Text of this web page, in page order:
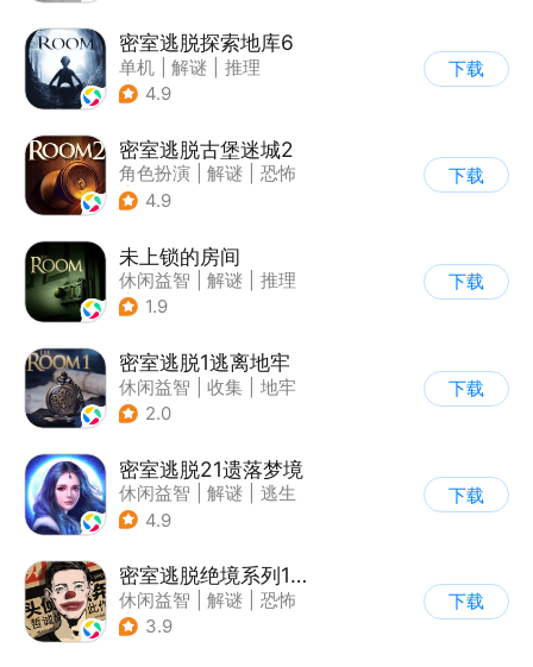
密室逃脱探索地库6
单机 解谜
推理
| 写实
4.9
下载
密室逃脱古堡迷城2
角色扮演 解谜
恐怖
| 密室逃脱
4.9
下载
未上锁的房间
休闲益智 解谜
推理
| 端游移植
1.9
下载
密室逃脱1逃离地牢
休闲益智 收集
地牢
| 密室逃脱
2.0
下载
密室逃脱21遗落梦境
休闲益智 解谜
逃生
| 密室逃脱
4.9
下载
密室逃脱绝境系列11游乐园
休闲益智 解谜
恐怖
| 密室逃脱
3.9
下载